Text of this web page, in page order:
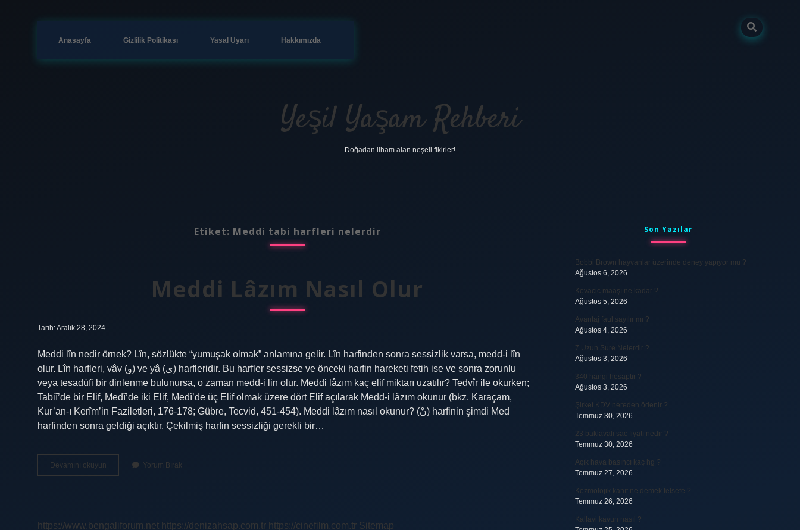
Anasayfa Gizlilik Politikası Yasal Uyarı Hakkımızda
Yeşil Yaşam Rehberi
Doğadan ilham alan neşeli fikirler!
Etiket: Meddi tabi harfleri nelerdir
Meddi Lâzım Nasıl Olur
Tarih: Aralık 28, 2024
Meddi lîn nedir örnek? Lîn, sözlükte “yumuşak olmak” anlamına gelir. Lîn harfinden sonra sessizlik varsa, medd-i lîn
olur. Lîn harfleri, vâv (و) ve yâ (ى) harfleridir. Bu harfler sessizse ve önceki harfin hareketi fetih ise ve sonra zorunlu
veya tesadüfi bir dinlenme bulunursa, o zaman medd-i lin olur. Meddi lâzım kaç elif miktarı uzatılır? Tedvîr ile okurken;
Tabiî’de bir Elif, Medî’de iki Elif, Medî’de üç Elif olmak üzere dört Elif açılarak Medd-i lâzım okunur (bkz. Karaçam,
Kur’an-ı Kerîm’in Faziletleri, 176-178; Gübre, Tecvid, 451-454). Meddi lâzım nasıl okunur? (نْ) harfinin şimdi Med
harfinden sonra geldiği açıktır. Çekilmiş harfin sessizliği gerekli bir…
Devamını okuyun
Lâzım
Yorum Bırak
https://www.bengaliforum.net https://denizahsap.com.tr https://cinefilm.com.tr Sitemap
SidebarSon Yazılar
Bobbi Brown hayvanlar üzerinde deney yapıyor mu ?
Ağustos 6, 2026
Kovacic maaşı ne kadar ?
Ağustos 5, 2026
Avantaj faul sayılır mı ?
Ağustos 4, 2026
7 Uzun Sure Nelerdir ?
Ağustos 3, 2026
340 hangi hesaptır ?
Ağustos 3, 2026
Şirket KDV nereden ödenir ?
Temmuz 30, 2026
23 baklavalı sac fiyatı nedir ?
Temmuz 30, 2026
Açık hava basıncı kaç hg ?
Temmuz 27, 2026
Kozmolojik kanıt ne demek felsefe ?
Temmuz 26, 2026
Kallavi kavun nasıl ?